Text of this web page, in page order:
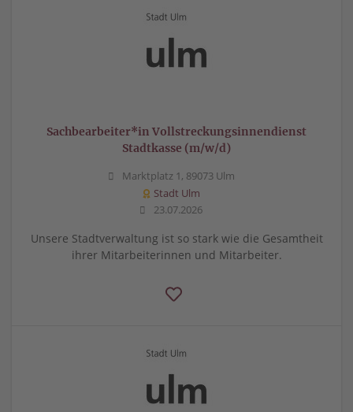
Sachbearbeiter*in Vollstreckungsinnendienst
Stadtkasse (m/w/d)
Marktplatz 1, 89073 Ulm
Stadt Ulm
23.07.2026
Unsere Stadtverwaltung ist so stark wie die Gesamtheit
ihrer Mitarbeiterinnen und Mitarbeiter.